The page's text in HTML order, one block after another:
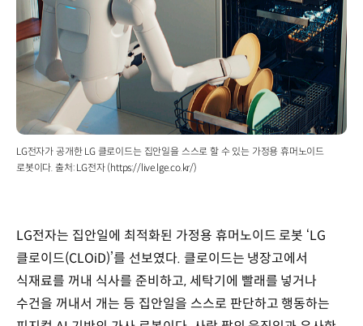
LG전자가 공개한 LG 클로이드는 집안일을 스스로 할 수 있는 가정용 휴머노이드
로봇이다. 출처: LG전자 (https://live.lge.co.kr/)
LG전자는 집안일에 최적화된 가정용 휴머노이드 로봇 ‘LG
클로이드(CLOiD)’를 선보였다. 클로이드는 냉장고에서
식재료를 꺼내 식사를 준비하고, 세탁기에 빨래를 넣거나
수건을 꺼내서 개는 등 집안일을 스스로 판단하고 행동하는